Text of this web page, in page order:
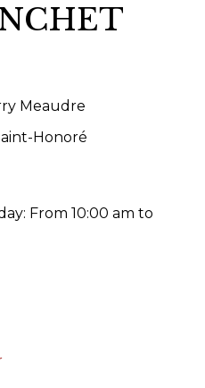
Meaudre
Honoré
From 10:00 am to